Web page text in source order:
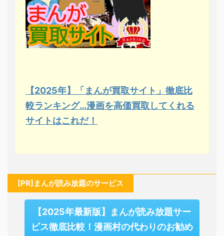
【2025年】「まんが買取サイト」徹底比
較ランキング…漫画を高価買取してくれる
サイトはこれだ！
[PR]まんが読み放題のサービス
【2025年最新版】まんが読み放題サー
ビス徹底比較！漫画村の代わりのお勧め